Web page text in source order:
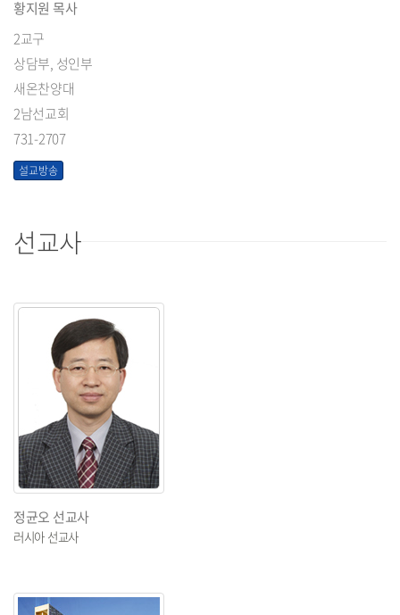
황지원 목사
2교구
상담부, 성인부
새온찬양대
2남선교회
731-2707
설교방송
선교사
정균오 선교사
러시아 선교사